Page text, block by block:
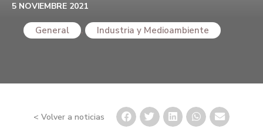
5 NOVIEMBRE 2021
General , Industria y Medioambiente
< Volver a noticias